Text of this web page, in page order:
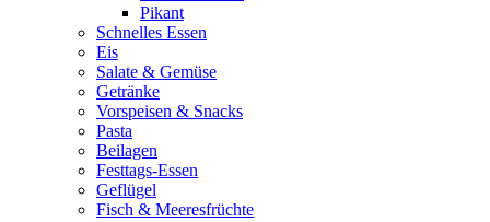
Pikant
Schnelles Essen
Eis
Salate & Gemüse
Getränke
Vorspeisen & Snacks
Pasta
Beilagen
Festtags-Essen
Geflügel
Fisch & Meeresfrüchte